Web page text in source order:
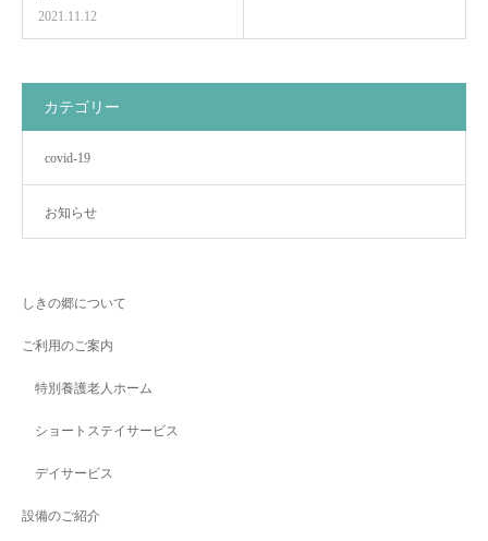
2021.11.12
カテゴリー
covid-19
お知らせ
しきの郷について
ご利用のご案内
特別養護老人ホーム
ショートステイサービス
デイサービス
設備のご紹介